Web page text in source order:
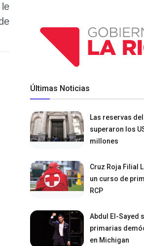
Últimas Noticias
Las reservas
superaron los
millones
Cruz Roja Filial
un curso de
RCP
Abdul El-Sayed
primarias
en Michigan